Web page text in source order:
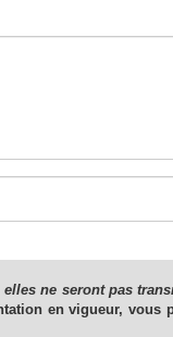
ne seront pas
en vigueur, vous